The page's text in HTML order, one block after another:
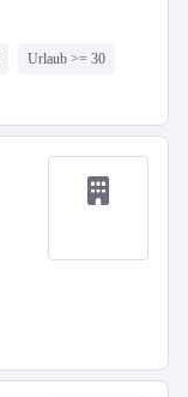
Urlaub >= 30